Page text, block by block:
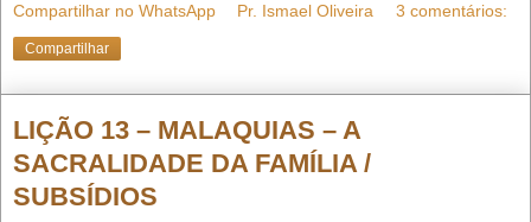
Compartilhar no WhatsApp Pr. Ismael Oliveira 3 comentários:
Compartilhar
LIÇÃO 13 – MALAQUIAS – A
SACRALIDADE DA FAMÍLIA /
SUBSÍDIOS